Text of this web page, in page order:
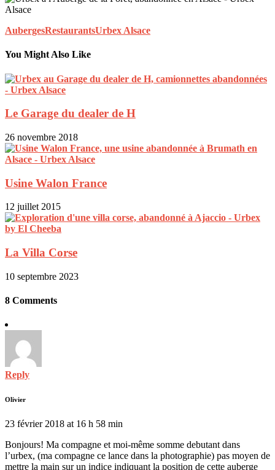
AubergesRestaurantsUrbex Alsace
You Might Also Like
Le Garage du dealer de H
26 novembre 2018
Usine Walon France
12 juillet 2015
La Villa Corse
10 septembre 2023
8 Comments
Reply
Olivier
23 février 2018 at 16 h 58 min
Bonjours! Ma compagne et moi-même somme debutant dans
l’urbex, (ma compagne ce lance dans la photographie) pas moyen de
mettre la main sur un indice indiquant la position de cette auberge